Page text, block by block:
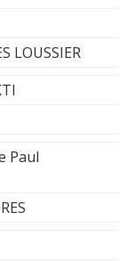
LOUSSIER
Paul